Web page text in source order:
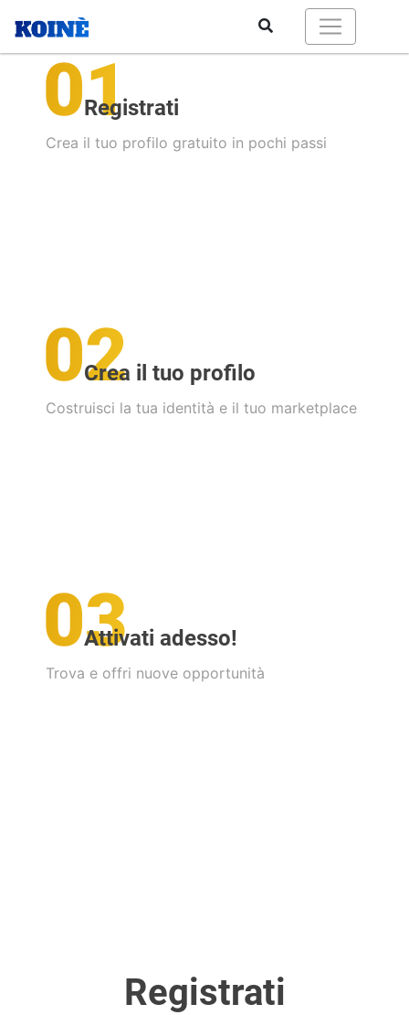
Registrati
Crea il tuo profilo gratuito in pochi passi
Crea il tuo profilo
Costruisci la tua identità e il tuo marketplace
Attivati adesso!
Trova e offri nuove opportunità
Registrati